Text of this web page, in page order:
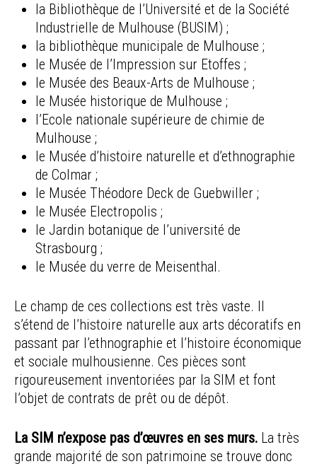
la Bibliothèque de l’Université et de la Société
Industrielle de Mulhouse (BUSIM) ;
la bibliothèque municipale de Mulhouse ;
le Musée de l’Impression sur Etoffes ;
le Musée des Beaux-Arts de Mulhouse ;
le Musée historique de Mulhouse ;
l’Ecole nationale supérieure de chimie de
Mulhouse ;
le Musée d’histoire naturelle et d’ethnographie
de Colmar ;
le Musée Théodore Deck de Guebwiller ;
le Musée Electropolis ;
le Jardin botanique de l’université de
Strasbourg ;
le Musée du verre de Meisenthal.
Le champ de ces collections est très vaste. Il
s’étend de l’histoire naturelle aux arts décoratifs en
passant par l’ethnographie et l’histoire économique
et sociale mulhousienne. Ces pièces sont
rigoureusement inventoriées par la SIM et font
l’objet de contrats de prêt ou de dépôt.
La SIM n’expose pas d’œuvres en ses murs. La très
grande majorité de son patrimoine se trouve donc